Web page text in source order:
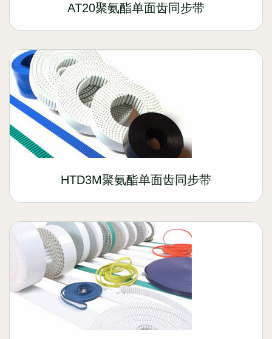
AT20聚氨酯单面齿同步带
HTD3M聚氨酯单面齿同步带